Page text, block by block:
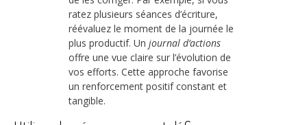
ratez plusieurs séances d’écriture,
réévaluez le moment de la journée le
plus productif. Un journal d’actions
offre une vue claire sur l’évolution de
vos efforts. Cette approche favorise
un renforcement positif constant et
tangible.